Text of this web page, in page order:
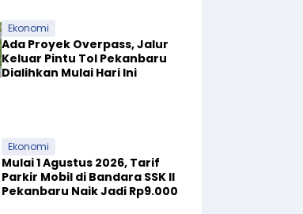
Ekonomi
Ada Proyek Overpass, Jalur
Keluar Pintu Tol Pekanbaru
Dialihkan Mulai Hari Ini
Ekonomi
Mulai 1 Agustus 2026, Tarif
Parkir Mobil di Bandara SSK II
Pekanbaru Naik Jadi Rp9.000